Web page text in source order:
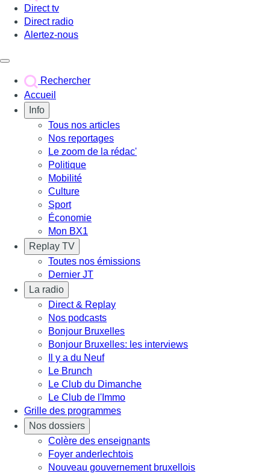
Direct tv
Direct radio
Alertez-nous
Rechercher
Accueil
Info
Tous nos articles
Nos reportages
Le zoom de la rédac'
Politique
Mobilité
Culture
Sport
Économie
Mon BX1
Replay TV
Toutes nos émissions
Dernier JT
La radio
Direct & Replay
Nos podcasts
Bonjour Bruxelles
Bonjour Bruxelles: les interviews
Il y a du Neuf
Le Brunch
Le Club du Dimanche
Le Club de l'Immo
Grille des programmes
Nos dossiers
Colère des enseignants
Foyer anderlechtois
Nouveau gouvernement bruxellois